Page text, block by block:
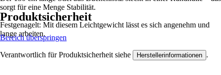
sorgt für eine Menge Stabilität.
Festgenagelt: Mit diesem Leichtgewicht lässt es sich angenehm und
lange arbeiten.
Produktsicherheit
Bereich überspringen
Verantwortlich für Produktsicherheit siehe Herstellerinformationen .